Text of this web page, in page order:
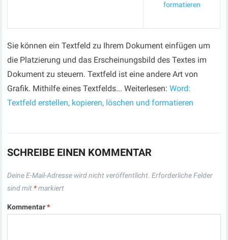
formatieren
Sie können ein Textfeld zu Ihrem Dokument einfügen um
die Platzierung und das Erscheinungsbild des Textes im
Dokument zu steuern. Textfeld ist eine andere Art von
Grafik. Mithilfe eines Textfelds... Weiterlesen:Word:
Textfeld erstellen, kopieren, löschen und formatieren
SCHREIBE EINEN KOMMENTAR
Deine E-Mail-Adresse wird nicht veröffentlicht. Erforderliche Felder
sind mit *markiert
Kommentar*